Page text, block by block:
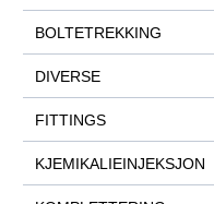
BOLTETREKKING
DIVERSE
FITTINGS
KJEMIKALIEINJEKSJON